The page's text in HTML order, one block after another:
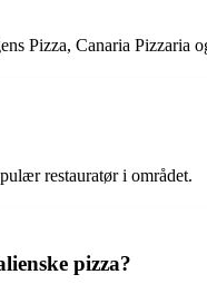
Pizza, Canaria Pizzaria
restauratør i området.
pizza?